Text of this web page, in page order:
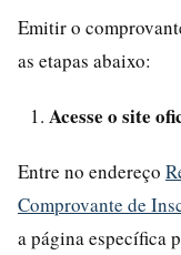
Emitir o
as etapas abaixo:
Acesse o site
Entre no endereço
Comprovante de
a página específica